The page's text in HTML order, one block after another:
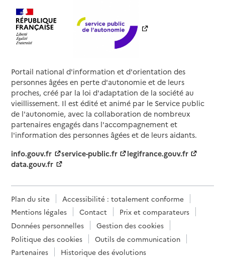
Portail national d'information et d'orientation des
personnes âgées en perte d'autonomie et de leurs
proches, créé par la loi d'adaptation de la société au
vieillissement. Il est édité et animé par le Service public
de l'autonomie, avec la collaboration de nombreux
partenaires engagés dans l'accompagnement et
l'information des personnes âgées et de leurs aidants.
info.gouv.fr
service-public.fr
legifrance.gouv.fr
data.gouv.fr
Plan du site
Accessibilité : totalement conforme
Mentions légales
Contact
Prix et comparateurs
Données personnelles
Gestion des cookies
Politique des cookies
Outils de communication
Partenaires
Historique des évolutions